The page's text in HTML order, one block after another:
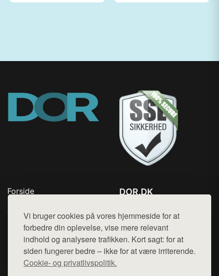
Vi bruger cookies på vores hjemmeside for at
forbedre din oplevelse, vise mere relevant
indhold og analysere trafikken. Kort sagt: for at
siden fungerer bedre – ikke for at være irriterende.
Cookie- og privatlivspolitik.
Forside
Top Rabatter
Kontakt
DOR.DK
Mail: hej@want.dk
Cookie- og privatlivspolitik